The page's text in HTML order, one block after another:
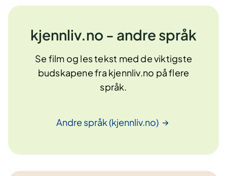
kjennliv.no - andre språk
Se film og les tekst med de viktigste
budskapene fra kjennliv.no på flere
språk.
Andre språk(kjennliv.no)